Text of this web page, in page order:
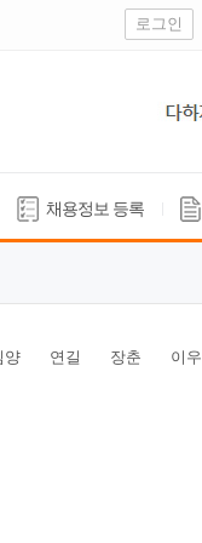
로그인
채용정보 등록
양 연길 장춘 이우